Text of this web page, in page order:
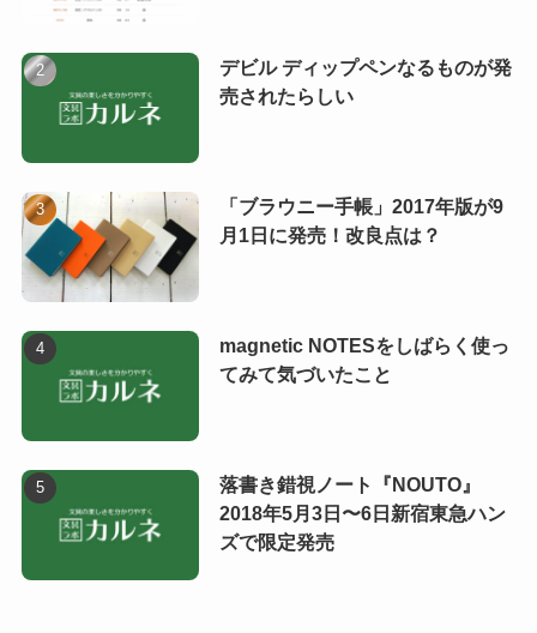
デビル ディップペンなるものが発
売されたらしい
「ブラウニー手帳」2017年版が9
月1日に発売！改良点は？
magnetic NOTESをしばらく使っ
てみて気づいたこと
落書き錯視ノート『NOUTO』
2018年5月3日〜6日新宿東急ハン
ズで限定発売